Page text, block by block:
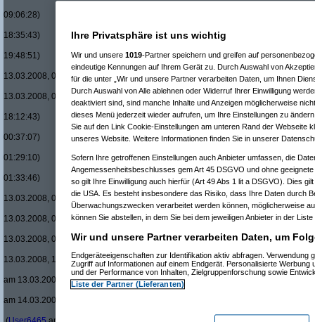
09:06:28)
18:35:43)
19:48:51)
Re(11): Ist für mich ein Benzin- oder ein
13.03.2008, 00:31:57)
Re(11): Ist für mich ein Benzin- oder ein
13.03.2008, 04:20:58)
Re(7): Ist für mich ein Benzin- oder ein Dieselmotor
18:12:43)
Re(7): Ist für mich ein Benzin- oder ein Dieselmotor
00:37:07)
01:29:10)
Re(9): Ist für mich ein Benzin- oder ein Dieselmotor
01:33:46)
Re(10): Ist für mich ein Benzin- oder ein
13.03.2008, 01:46:35)
Re(11): Ist für mich ein Benzin- oder ein
13.03.2008, 01:53:27)
13.03.2008, 01:55:01)
13.03.2008, 15:02:40)
Re(14): Ist für mich ein Benzin- oder
am 13.03.2008, 15:14:17)
Re(15): Ist für mich ein Benzin-
am 14.03.2008, 22:37:04)
Ihre Privatsphäre ist uns wichtig
Wir und unsere 1019-Partner speichern und greifen auf
eindeutige Kennungen auf Ihrem Gerät zu. Durch Auswahl von
für die unter „Wir und unsere Partner verarbeiten Daten, um Ihnen
Durch Auswahl von Alle ablehnen oder Widerruf Ihrer Einwilligung
deaktiviert sind, sind manche Inhalte und Anzeigen möglicherweise
dieses Menü jederzeit wieder aufrufen, um Ihre Einstellungen zu
Sie auf den Link Cookie-Einstellungen am unteren Rand der Webseite
unseres Website. Weitere Informationen finden Sie in unserer
Sofern Ihre getroffenen Einstellungen auch Anbieter umfassen, die
Angemessenheitsbeschlusses gem Art 45 DSGVO und ohne
so gilt Ihre Einwilligung auch hierfür (Art 49 Abs 1 lit a DSGVO). Dies
die USA. Es besteht insbesondere das Risiko, dass Ihre Daten durch
Überwachungszwecken verarbeitet werden können, möglicherweise
können Sie abstellen, in dem Sie bei dem jeweiligen Anbieter in der
Wir und unsere Partner verarbeiten Daten, um
Endgeräteeigenschaften zur Identifikation aktiv abfragen. Verwendung
Zugriff auf Informationen auf einem Endgerät. Personalisierte Werbung
und der Performance von Inhalten, Zielgruppenforschung sowie
Liste der Partner (Lieferanten)